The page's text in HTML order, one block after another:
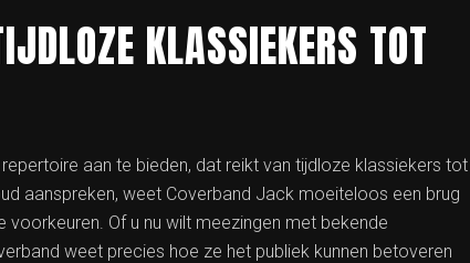
KLASSIEKERS TOT
aan te bieden, dat reikt van tijdloze klassiekers tot
aanspreken, weet Coverband Jack moeiteloos een brug
Of u nu wilt meezingen met bekende
weet precies hoe ze het publiek kunnen betoveren